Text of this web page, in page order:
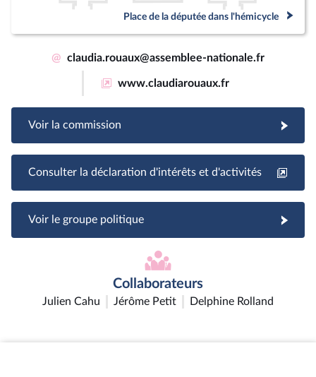
Place de la députée dans l'hémicycle
@ claudia.rouaux@assemblee-nationale.fr
www.claudiarouaux.fr
Voir la commission
Consulter la déclaration d'intérêts et d'activités
Voir le groupe politique
Collaborateurs
Julien Cahu Jérôme Petit Delphine Rolland